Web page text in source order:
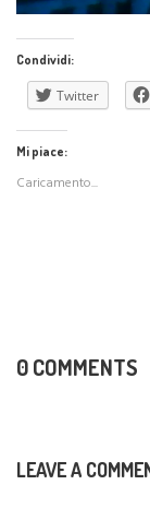
Condividi:
Twitter
Mi piace:
Caricamento...
0 COMMENTS
LEAVE A